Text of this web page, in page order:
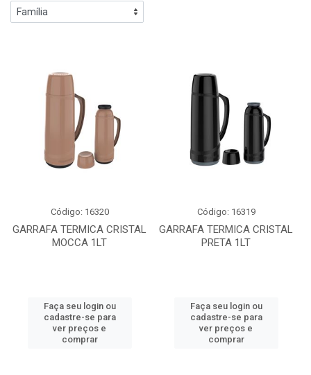
GARRAFA TERMICA CRISTAL
MOCCA 1LT
Código: 16320
Faça seu login ou
cadastre-se para
ver preços e
comprar
GARRAFA TERMICA CRISTAL
PRETA 1LT
Código: 16319
Faça seu login ou
cadastre-se para
ver preços e
comprar